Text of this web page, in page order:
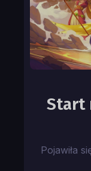
Start
Pojawiła